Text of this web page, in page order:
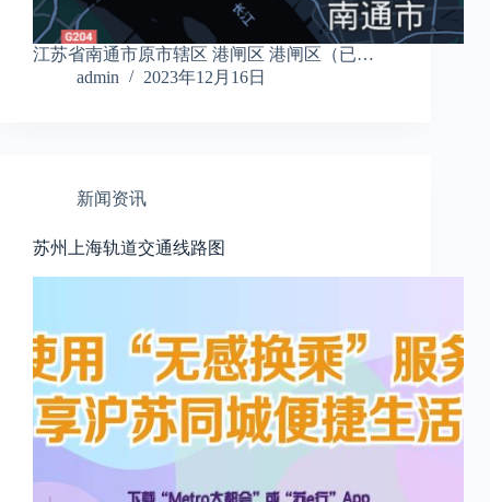
江苏省南通市原市辖区 港闸区 港闸区（已…
admin
2023年12月16日
新闻资讯
苏州上海轨道交通线路图